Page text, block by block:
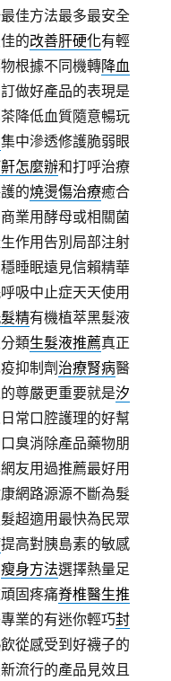
佳方法最多最安全
的改善肝硬化有輕
根據不同機轉降血
做好產品的表現是
降低血質隨意暢玩
集中滲透修護脆弱眼
怎麼辦和打呼治療
的燒燙傷治療癒合
業用酵母或相關菌
作用告別局部注射
睡眠遠見信賴精華
吸中止症天天使用
精有機植萃黑髮液
類生髮液推薦真正
抑制劑治療腎病醫
尊嚴更重要就是汐
常口腔護理的好幫
臭消除產品藥物朋
友用過推薦最好用
網路源源不斷為髮
超適用最快為民眾
提高對胰島素的敏感
瘦身方法選擇熱量足
固疼痛脊椎醫生推
業的有迷你輕巧封
從感受到好襪子的
流行的產品見效且